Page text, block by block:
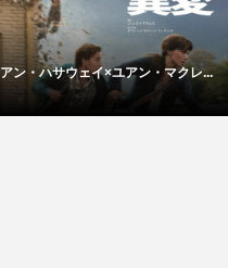
アン・ハサウェイ×ユアン・マクレ...